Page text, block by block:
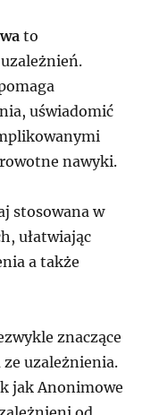
to
uświadomić
nawyki.
stosowana w
ułatwiając
a także
znaczące
uzależnienia.
jak Anonimowe